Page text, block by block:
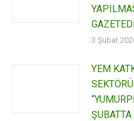
3 Şubat
YEM